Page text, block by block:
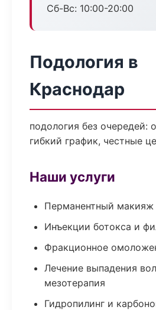
Сб-Вс: 10:00-20:00
Подология в
Краснодар
подология без очередей:
гибкий график, честные
Наши услуги
Перманентный макияж
Инъекции ботокса и
Фракционное
Лечение выпадения
мезотерапия
Гидропилинг и